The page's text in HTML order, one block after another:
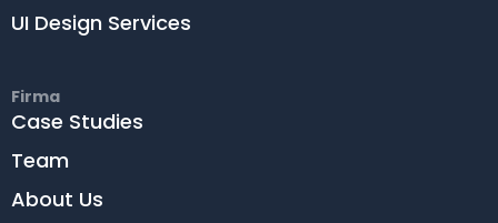
UI Design Services
Firma
Case Studies
Team
About Us